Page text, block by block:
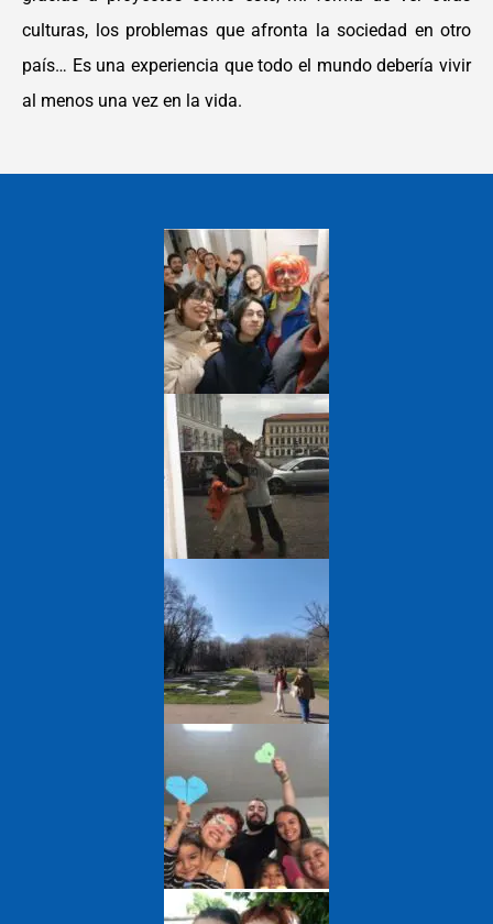
culturas, los problemas que afronta la sociedad en otro
país… Es una experiencia que todo el mundo debería vivir
al menos una vez en la vida.